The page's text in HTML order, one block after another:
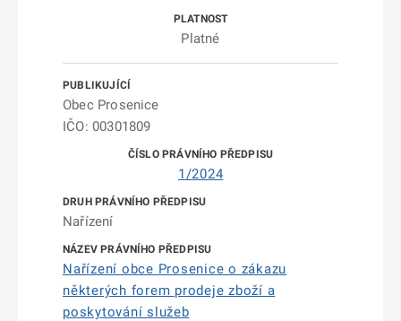
Platné
Obec Prosenice
IČO: 00301809
1/2024
Nařízení
Nařízení obce Prosenice o zákazu
některých forem prodeje zboží a
poskytování služeb